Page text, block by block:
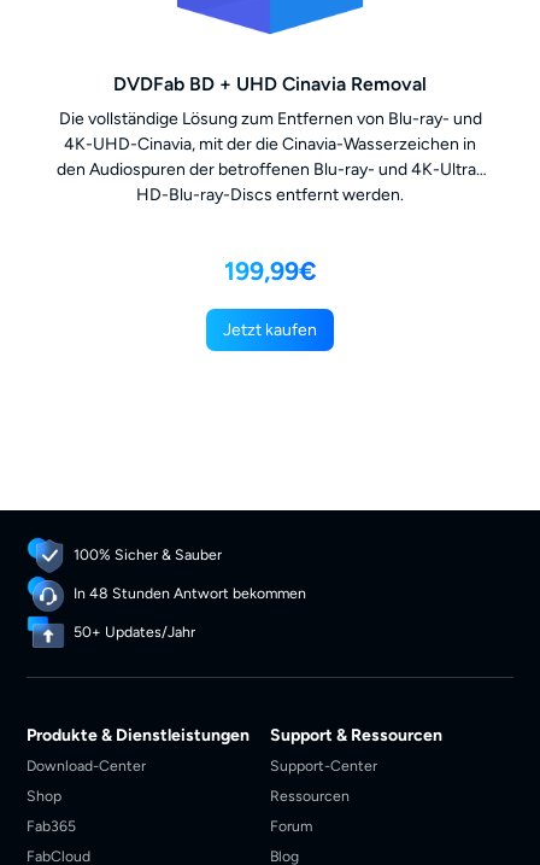
DVDFab BD + UHD Cinavia Removal
Die vollständige Lösung zum Entfernen von Blu-ray- und
4K-UHD-Cinavia, mit der die Cinavia-Wasserzeichen in
den Audiospuren der betroffenen Blu-ray- und 4K-Ultra-
HD-Blu-ray-Discs entfernt werden.
199,99€
Jetzt kaufen
100% Sicher & Sauber
In 48 Stunden Antwort bekommen
50+ Updates/Jahr
Produkte & Dienstleistungen
Download-Center
Shop
Fab365
FabCloud
Support & Ressourcen
Support-Center
Ressourcen
Forum
Blog